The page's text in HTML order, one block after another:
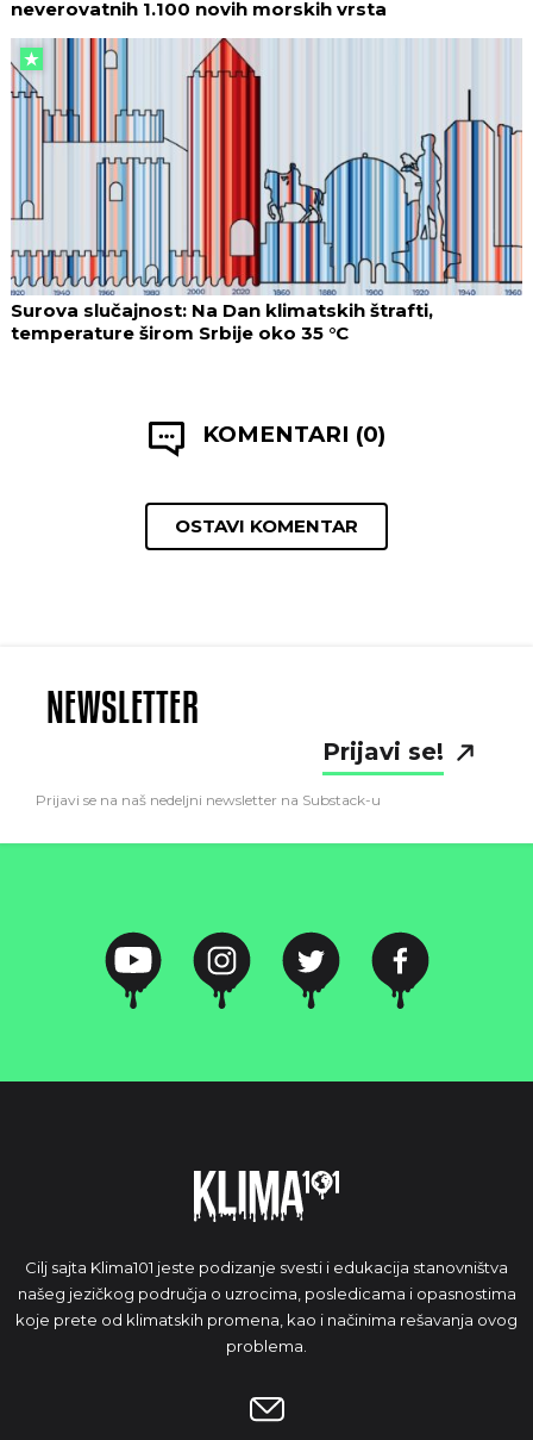
neverovatnih 1.100 novih morskih vrsta
Surova slučajnost: Na Dan klimatskih štrafti,
temperature širom Srbije oko 35 °C
KOMENTARI (0)
OSTAVI KOMENTAR
NEWSLETTER
Prijavi se!
Prijavi se na naš nedeljni newsletter na Substack-u
Cilj sajta Klima101 jeste podizanje svesti i edukacija stanovništva
našeg jezičkog područja o uzrocima, posledicama i opasnostima
koje prete od klimatskih promena, kao i načinima rešavanja ovog
problema.